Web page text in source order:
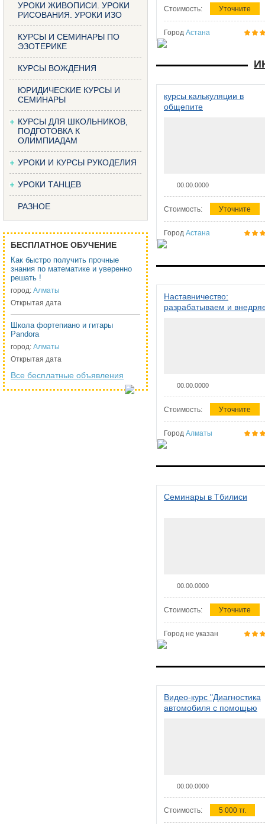
УРОКИ ЖИВОПИСИ. УРОКИ
РИСОВАНИЯ. УРОКИ ИЗО
КУРСЫ И СЕМИНАРЫ ПО
ЭЗОТЕРИКЕ
КУРСЫ ВОЖДЕНИЯ
ЮРИДИЧЕСКИЕ КУРСЫ И
СЕМИНАРЫ
КУРСЫ ДЛЯ ШКОЛЬНИКОВ,
ПОДГОТОВКА К
ОЛИМПИАДАМ
УРОКИ И КУРСЫ РУКОДЕЛИЯ
УРОКИ ТАНЦЕВ
РАЗНОЕ
БЕСПЛАТНОЕ ОБУЧЕНИЕ
Как быстро получить прочные
знания по математике и уверенно
решать !
город: Алматы
Открытая дата
Школа фортепиано и гитары
Pandora
город: Алматы
Открытая дата
Все бесплатные объявления
Стоимость: Уточните
Город Астана
курсы калькуляции в
общепите
00.00.0000
Стоимость: Уточните
Город Астана
Наставничество:
разрабатываем и
00.00.0000
Стоимость: Уточните
Город Алматы
Семинары в Тбилиси
00.00.0000
Стоимость: Уточните
Город не указан
Видео-курс "Диагностика
автомобиля с помощью
00.00.0000
Стоимость: 5 000 тг.